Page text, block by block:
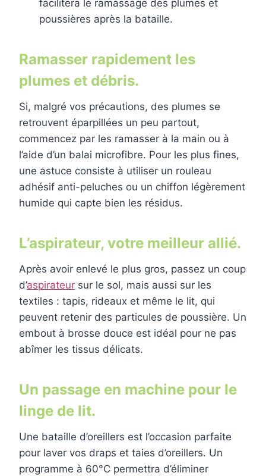
facilitera le ramassage des plumes et
poussières après la bataille.
Ramasser rapidement les
plumes et débris.
Si, malgré vos précautions, des plumes se
retrouvent éparpillées un peu partout,
commencez par les ramasser à la main ou à
l’aide d’un balai microfibre. Pour les plus fines,
une astuce consiste à utiliser un rouleau
adhésif anti-peluches ou un chiffon légèrement
humide qui capte bien les résidus.
L’aspirateur, votre meilleur allié.
Après avoir enlevé le plus gros, passez un coup
d’aspirateur sur le sol, mais aussi sur les
textiles : tapis, rideaux et même le lit, qui
peuvent retenir des particules de poussière. Un
embout à brosse douce est idéal pour ne pas
abîmer les tissus délicats.
Un passage en machine pour le
linge de lit.
Une bataille d’oreillers est l’occasion parfaite
pour laver vos draps et taies d’oreillers. Un
programme à 60°C permettra d’éliminer